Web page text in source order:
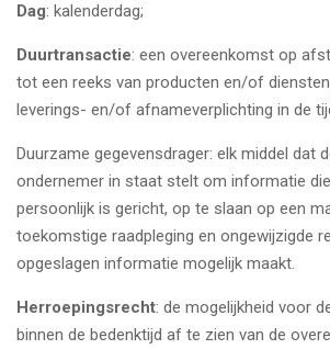
Dag: kalenderdag;
Duurtransactie: een overeenkomst op
tot een reeks van producten en/of
leverings- en/of afnameverplichting in de
Duurzame gegevensdrager: elk middel dat
ondernemer in staat stelt om informatie
persoonlijk is gericht, op te slaan op een
toekomstige raadpleging en ongewijzigde
opgeslagen informatie mogelijk maakt.
Herroepingsrecht: de mogelijkheid voor
binnen de bedenktijd af te zien van de